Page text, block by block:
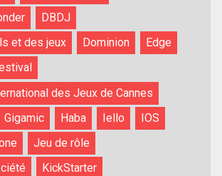
DBDJ
et des jeux
Dominion
Edge
des Jeux de Cannes
Gigamic Haba Iello
IOS
Jeu de rôle
KickStarter